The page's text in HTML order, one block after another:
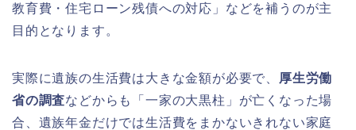
教育費・住宅ローン残債への対応」などを補うのが主
目的となります。
実際に遺族の生活費は大きな金額が必要で、
厚生労働
省の調査などからも「一家の大黒柱」が亡くなった場
合、遺族年金だけでは生活費をまかないきれない家庭